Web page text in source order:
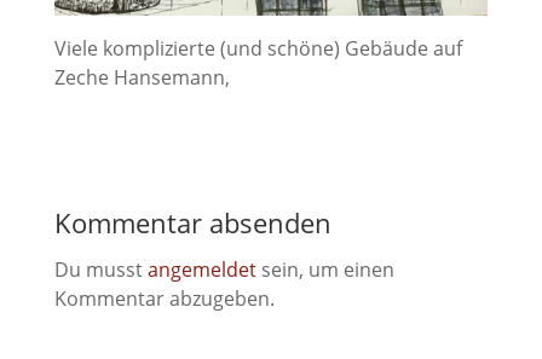
Viele komplizierte (und schöne) Gebäude auf
Zeche Hansemann,
Kommentar absenden
Du musstangemeldetsein, um einen
Kommentar abzugeben.